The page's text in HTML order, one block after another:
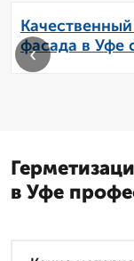
фасада в Уфе
‹
в Уфе